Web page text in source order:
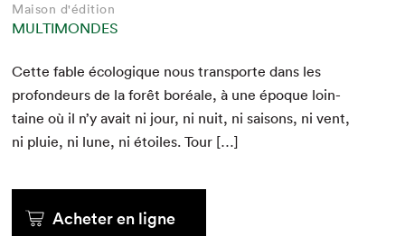
Maison d'édition
MULTIMONDES
Cette fable écologique nous trans­porte dans les
pro­fondeurs de la forêt boréale, à une époque loin­
taine où il n’y avait ni jour, ni nuit, ni saisons, ni vent,
ni pluie, ni lune, ni étoiles. Tour […]
Acheter en ligne